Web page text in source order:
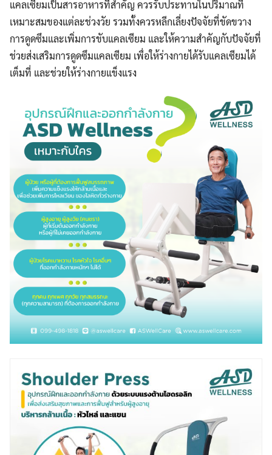
แคลเซียมเป็นสารอาหารที่สำคัญ ควรรับประทานในปริมาณที่
เหมาะสมของแต่ละช่วงวัย รวมทั้งควรหลีกเลี่ยงปัจจัยที่ขัดขวาง
การดูดซึมและเพิ่มการขับแคลเซียม และให้ความสำคัญกับปัจจัยที่
ช่วยส่งเสริมการดูดซึมแคลเซียม เพื่อให้ร่างกายได้รับแคลเซียมได้
เต็มที่ และช่วยให้ร่างกายแข็งแรง